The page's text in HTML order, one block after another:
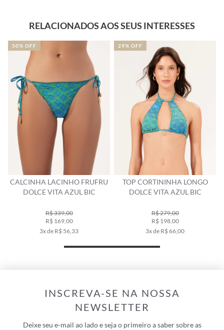
RELACIONADOS AOS SEUS INTERESSES
TOP CORTININHA LONGO
DOLCE VITA AZUL BIC
R$ 279,00
R$ 198,00
3x de R$ 66,00
29% OFF
CALCINHA LACINHO FRUFRU
DOLCE VITA LARANJA
R$ 339,00
R$ 169,00
3x de R$ 56,33
50% OFF
INSCREVA-SE NA NOSSA
NEWSLETTER
Deixe seu e-mail ao lado e seja o primeiro a saber sobre as